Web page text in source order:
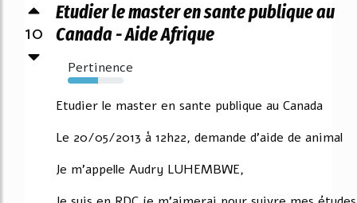
10
Etudier le master en sante publique au
Canada - Aide Afrique
Pertinence
54%
Etudier le master en sante publique au Canada
Le 20/05/2013 à 12h22, demande d'aide de animal
Je m'appelle Audry LUHEMBWE,